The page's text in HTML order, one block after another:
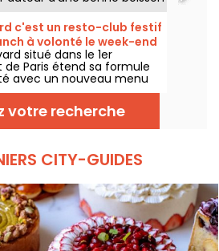
prendre le goûter ou
au calme et au sec.
c'est un resto-club festif
à volonté le week-end
situé dans le 1er
Paris étend sa formule
avec un nouveau menu
recettes et d'un
de grillades et barbecue,
sa formule à volonté et
par adulte, disponible les
votre recherche
CITY-GUIDES